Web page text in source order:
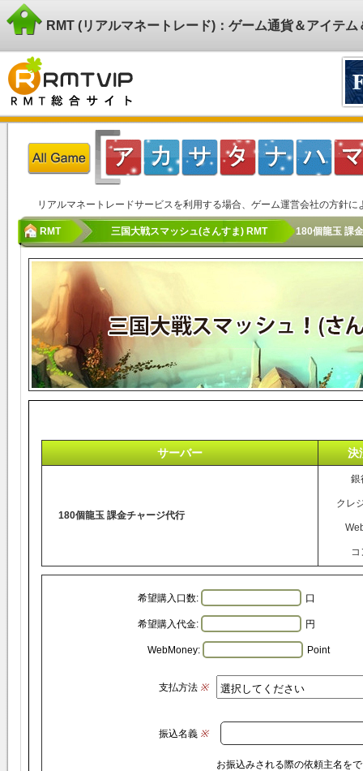
RMT (リアルマネートレード)：ゲーム通貨＆アイテ
リアルマネートレードサービスを利用する場合、ゲーム運営会社の方針
RMT 三国大戦スマッシュ(さんすま) RMT 180個龍玉 課
サーバー 決
180個龍玉 課金チャージ代行
銀
クレ
コ
希望購入口数: 口
希望購入代金: 円
WebMoney: Point
支払方法※
振込名義※
お振込みされる際の依頼主名を